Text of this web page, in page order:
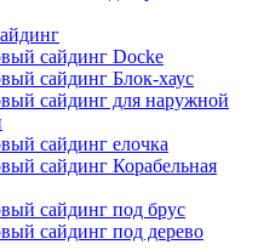
сайдинг Docke
сайдинг Блок-хаус
сайдинг для наружной
сайдинг елочка
сайдинг Корабельная
сайдинг под брус
сайдинг под дерево